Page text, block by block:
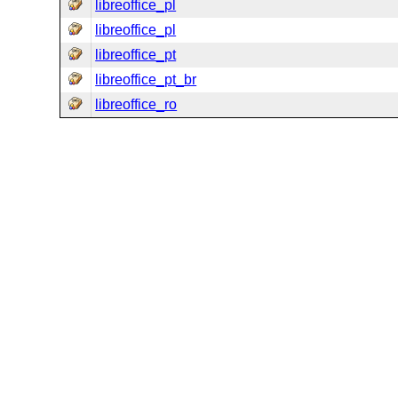
libreoffice_pl
libreoffice_pl
libreoffice_pt
libreoffice_pt_br
libreoffice_ro